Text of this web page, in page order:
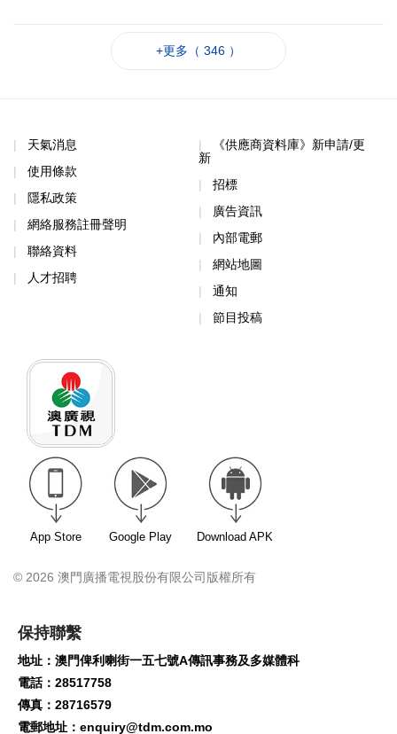
+更多（ 346 ）
天氣消息
使用條款
隱私政策
網絡服務註冊聲明
聯絡資料
人才招聘
《供應商資料庫》新申請/更
新
招標
廣告資訊
內部電郵
網站地圖
通知
節目投稿
App Store Google Play Download APK
© 2026 澳門廣播電視股份有限公司版權所有
保持聯繫
地址：澳門俾利喇街一五七號A傳訊事務及多媒體科
電話：28517758
傳真：28716579
電郵地址： enquiry@tdm.com.mo